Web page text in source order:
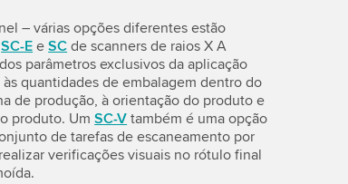
– várias opções diferentes estão
SC-E eSC de scanners de raios X A
parâmetros exclusivos da aplicação
quantidades de embalagem dentro do
de produção, à orientação do produto e
produto. UmSC-V também é uma opção
de tarefas de escaneamento por
verificações visuais no rótulo final